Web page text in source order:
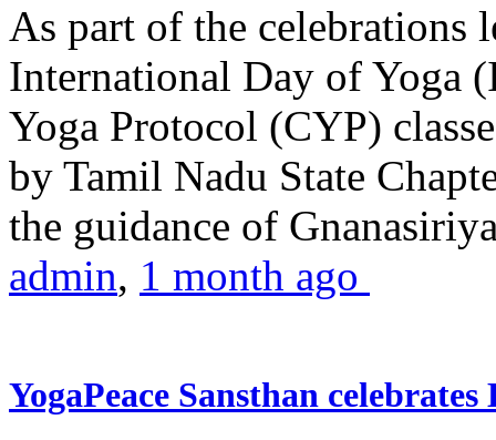
As part of the celebrations
International Day of Yoga
Yoga Protocol (CYP)
by Tamil Nadu State
the guidance of
admin, 1 month ago
YogaPeace Sansthan